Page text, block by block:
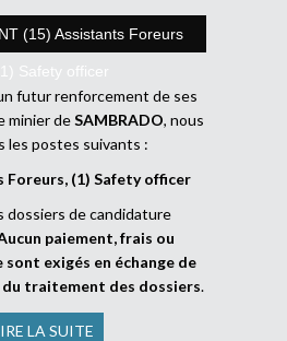
(15) Assistants Foreurs
Safety officer
futur renforcement de ses
minier deSAMBRADO, nous
les postes suivants :
Foreurs, (1) Safety officer
dossiers de candidature
paiement, frais ou
exigés en échange de
du traitement des dossiers.
LA SUITE